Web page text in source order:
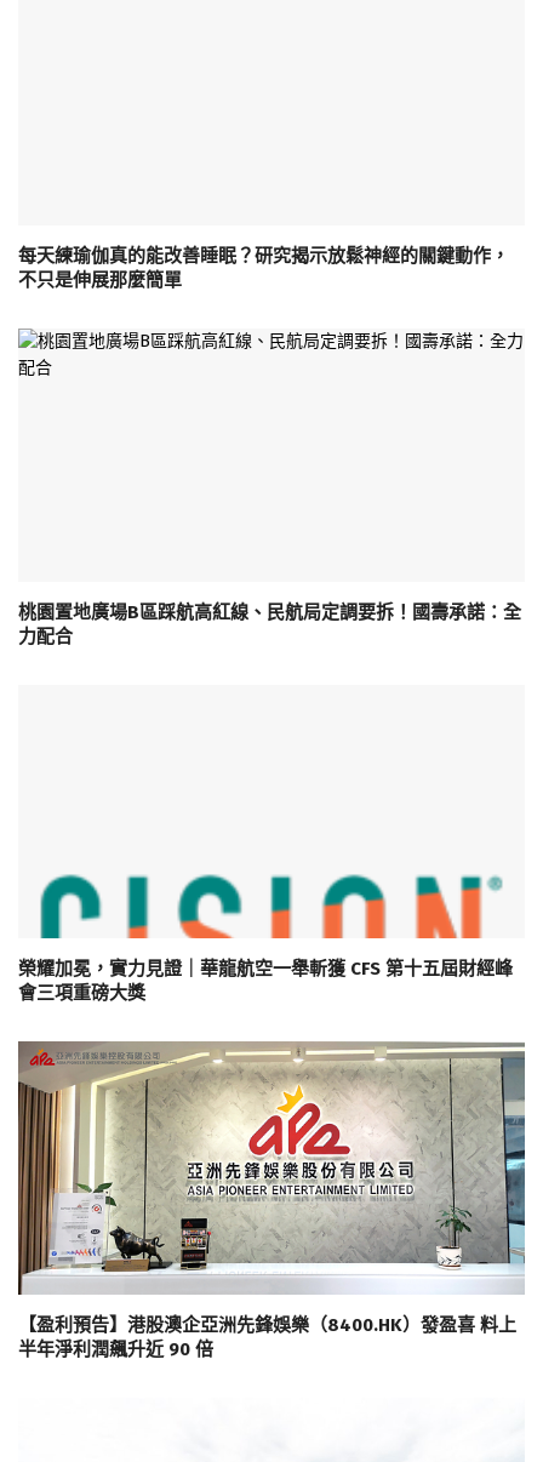
每天練瑜伽真的能改善睡眠？研究揭示放鬆神經的關鍵動作，
不只是伸展那麼簡單
桃園置地廣場B區踩航高紅線、民航局定調要拆！國壽承諾：全
力配合
榮耀加冕，實力見證｜華龍航空一舉斬獲 CFS 第十五屆財經峰
會三項重磅大獎
【盈利預告】港股澳企亞洲先鋒娛樂（8400.HK）發盈喜 料上
半年淨利潤飆升近 90 倍